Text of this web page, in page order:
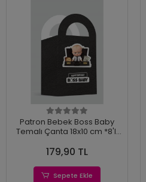
Patron Bebek Boss Baby
Temalı Çanta 18x10 cm *8'li
179,90 TL
Sepete Ekle